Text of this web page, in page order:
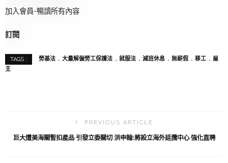
加入會員-暢讀所有內容
訂閱
TAGS : 勞基法 大量解僱勞工保護法 就服法 減班休息 無薪假 移工
雇
主
PREVIOUS ARTICLE
巨大遭美海關暫扣產品 引發立委關切 洪申翰:將設立海外延攬中心 強化直聘